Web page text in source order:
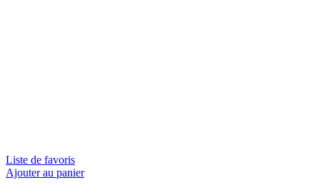
Liste de favoris
Ajouter au panier